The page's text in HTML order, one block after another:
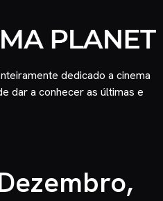
dedicado a cinema
dar a conhecer as últimas e